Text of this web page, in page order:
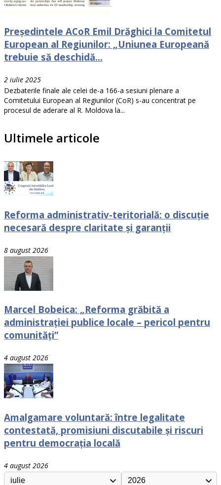
Președintele ACoR Emil Drăghici la Comitetul
European al Regiunilor: „Uniunea Europeană
trebuie să deschidă...
2 iulie 2025
Dezbaterile finale ale celei de-a 166-a sesiuni plenare a
Comitetului European al Regiunilor (CoR) s-au concentrat pe
procesul de aderare al R. Moldova la...
Ultimele articole
Reforma administrativ-teritorială: o discuție
necesară despre claritate și garanții
8 august 2026
Marcel Bobeica: „Reforma grăbită a
administrației publice locale – pericol pentru
comunități”
4 august 2026
Amalgamare voluntară: între legalitate
contestată, promisiuni discutabile și riscuri
pentru democrația locală
4 august 2026